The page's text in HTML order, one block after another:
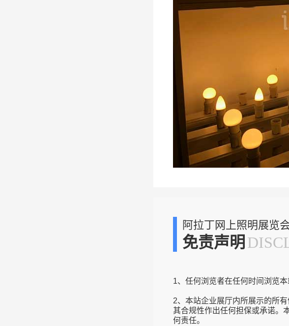
阿拉丁网上照明展览
免责声明
1、任何浏览者在任何时间浏览
2、本站企业展厅内所展示的所
其合规性作出任何担保或承诺。
何责任。